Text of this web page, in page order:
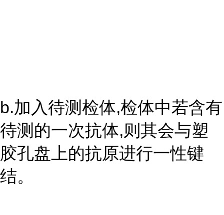
b.加入待测检体,检体中若含有
待测的一次抗体,则其会与塑
胶孔盘上的抗原进行一性键
结。